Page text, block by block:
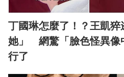
丁國琳怎麼了！？王凱
她」 網驚「臉色怪異像
行了